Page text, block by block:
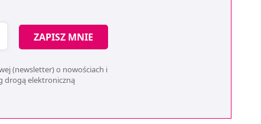
ZAPISZ MNIE
(newsletter) o nowościach i
drogą elektroniczną